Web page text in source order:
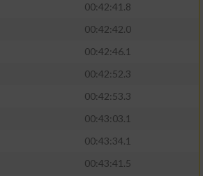
00:42:41.8
00:42:42.0
00:42:46.1
00:42:52.3
00:42:53.3
00:43:03.1
00:43:34.1
00:43:41.5